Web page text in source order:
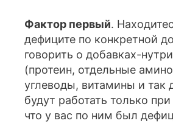
Фактор первый.
дефиците по конкретной
говорить о добавках-
(протеин, отдельные
углеводы, витамины и так
будут работать только
что у вас по ним был